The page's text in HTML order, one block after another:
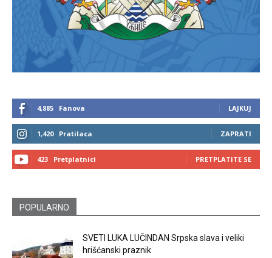
4,885 Fanova LAJKUJ
1,420 Pratilaca ZAPRATI
423 Pretplatnici PRETPLATITE SE
POPULARNO
SVETI LUKA LUČINDAN Srpska slava i veliki
hrišćanski praznik